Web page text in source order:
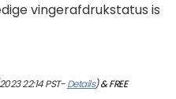
vingerafdrukstatus is
22:14 PST-Details)&FREE